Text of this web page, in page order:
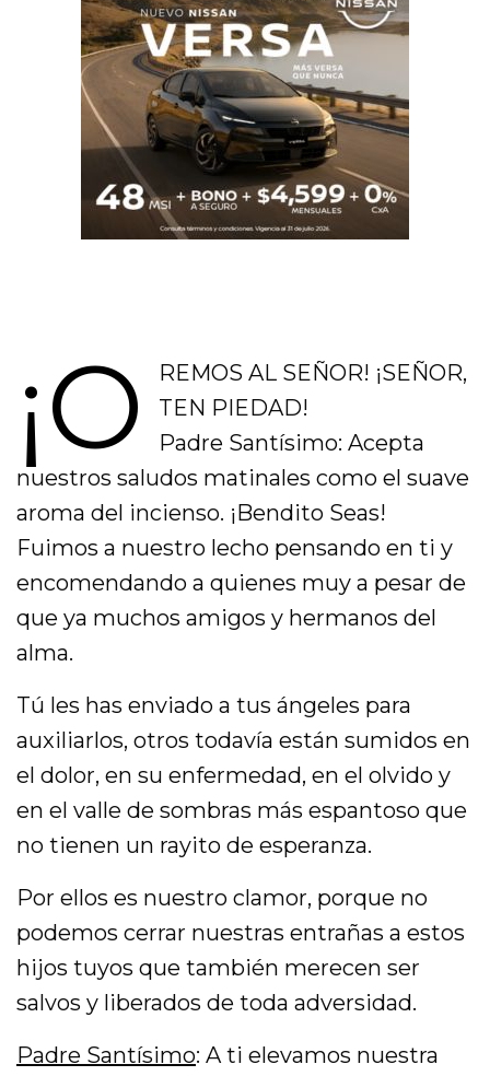
¡O
REMOS AL SEÑOR! ¡SEÑOR,
TEN PIEDAD!
Padre Santísimo: Acepta
nuestros saludos matinales como el suave
aroma del incienso. ¡Bendito Seas!
Fuimos a nuestro lecho pensando en ti y
encomendando a quienes muy a pesar de
que ya muchos amigos y hermanos del
alma.
Tú les has enviado a tus ángeles para
auxiliarlos, otros todavía están sumidos en
el dolor, en su enfermedad, en el olvido y
en el valle de sombras más espantoso que
no tienen un rayito de esperanza.
Por ellos es nuestro clamor, porque no
podemos cerrar nuestras entrañas a estos
hijos tuyos que también merecen ser
salvos y liberados de toda adversidad.
Padre Santísimo: A ti elevamos nuestra